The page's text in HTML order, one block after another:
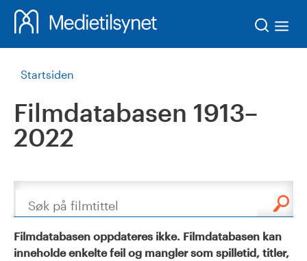
Startsiden
Filmdatabasen 1913–
2022
Søk
Filmdatabasen oppdateres ikke. Filmdatabasen kan
inneholde enkelte feil og mangler som spilletid, titler,